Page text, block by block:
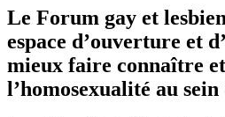
Le Forum gay et
espace d’ouverture et
mieux faire connaître
l’homosexualité au